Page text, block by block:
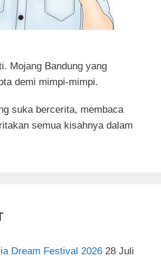
Mojang Bandung yang
demi mimpi-mimpi.
suka bercerita, membaca
semua kisahnya dalam
Dream Festival 2026 28 Juli